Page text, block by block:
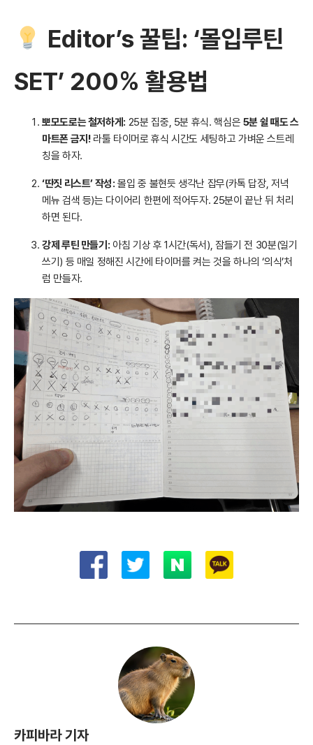
Editor’s 꿀팁: ‘몰입루틴
SET’ 200% 활용법
뽀모도로는 철저하게: 25분 집중, 5분 휴식. 핵심은 5분 쉴 때도 스
마트폰 금지!라툴 타이머로 휴식 시간도 세팅하고 가벼운 스트레
칭을 하자.
‘딴짓 리스트’ 작성: 몰입 중 불현듯 생각난 잡무(카톡 답장, 저녁
메뉴 검색 등)는 다이어리 한편에 적어두자. 25분이 끝난 뒤 처리
하면 된다.
강제 루틴 만들기: 아침 기상 후 1시간(독서), 잠들기 전 30분(일기
쓰기) 등 매일 정해진 시간에 타이머를 켜는 것을 하나의 ‘의식’처
럼 만들자.
카피바라 기자